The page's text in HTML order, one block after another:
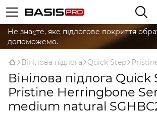
Не знаєте, яке підлогове покриття
допоможемо.
Вінілова підлога Quick Step
Вінілова підлога Quick
Pristine Herringbone
medium natural